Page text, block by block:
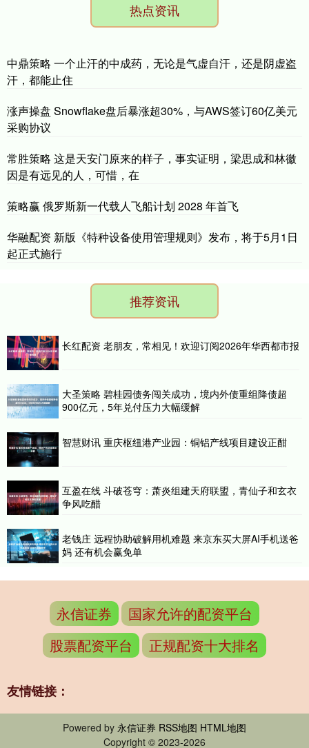
热点资讯
中鼎策略 一个止汗的中成药，无论是气虚自汗，还是阴虚盗
汗，都能止住
涨声操盘 Snowflake盘后暴涨超30%，与AWS签订60亿美元
采购协议
常胜策略 这是天安门原来的样子，事实证明，梁思成和林徽
因是有远见的人，可惜，在
策略赢 俄罗斯新一代载人飞船计划 2028 年首飞
华融配资 新版《特种设备使用管理规则》发布，将于5月1日
起正式施行
推荐资讯
长红配资 老朋友，常相见！欢迎订阅2026年华西都市报
大圣策略 碧桂园债务闯关成功，境内外债重组降债超
900亿元，5年兑付压力大幅缓解
智慧财讯 重庆枢纽港产业园：铜铝产线项目建设正酣
互盈在线 斗破苍穹：萧炎组建天府联盟，青仙子和玄衣
争风吃醋
老钱庄 远程协助破解用机难题 来京东买大屏AI手机送爸
妈 还有机会赢免单
永信证券
国家允许的配资平台
股票配资平台
正规配资十大排名
友情链接：
Powered by 永信证券 RSS地图 HTML地图
Copyright © 2023-2026